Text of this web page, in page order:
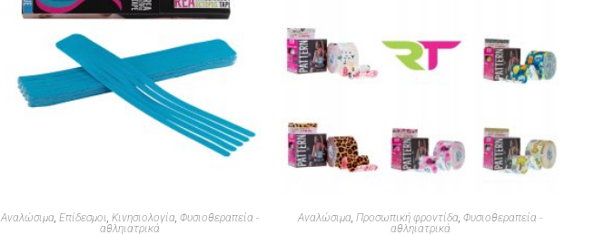
Αναλώσιμα, Επίδεσμοι, Κινησιολογία, Φυσιοθεραπεία -
αθληιατρικά
Αναλώσιμα,Προσωπική φροντίδα,Φυσιοθεραπεία -
αθληιατρικά